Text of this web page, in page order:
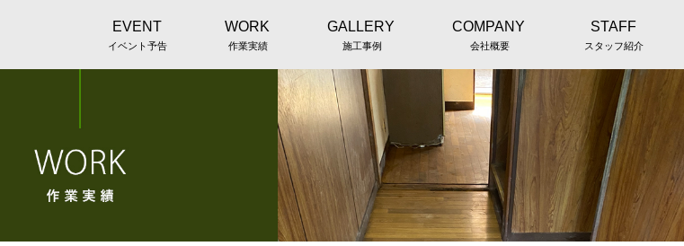
EVENT
イベント予告
WORK
作業実績
GALLERY
施工事例
COMPANY
会社概要
STAFF
スタッフ紹介